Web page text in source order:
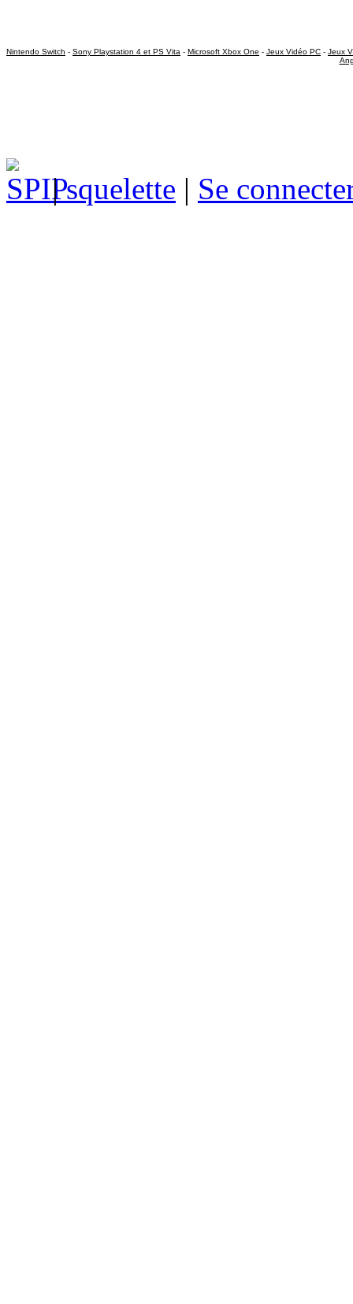
Nintendo Switch - Sony Playstation 4 et PS Vita - Microsoft Xbox One - Jeux Vidéo PC - Jeux
|squelette | Se